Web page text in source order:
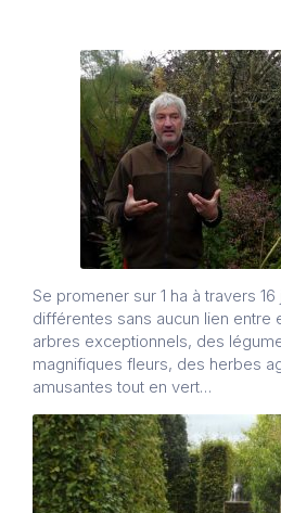
Se promener sur 1 ha à travers
différentes sans aucun lien entre
arbres exceptionnels, des
magnifiques fleurs, des herbes
amusantes tout en vert…